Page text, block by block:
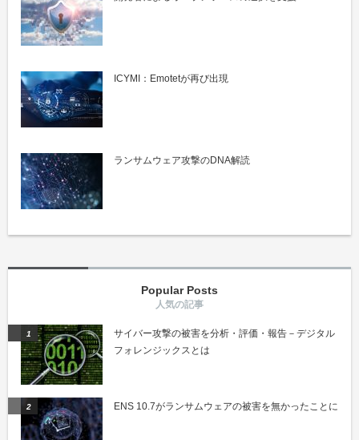
ICYMI：Emotetが再び出現
ランサムウェア攻撃のDNA解読
Popular Posts
サイバー攻撃の被害を分析・評価・報告－デジタル
フォレンジックスとは
ENS 10.7がランサムウェアの被害を無かったことに